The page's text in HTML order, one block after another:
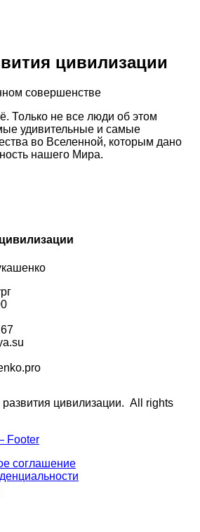
цивилизации
совершенстве
Только не все люди об этом
удивительные и самые
во Вселенной, которым дано
нашего Мира.
цивилизации. All rights
Footer
соглашение